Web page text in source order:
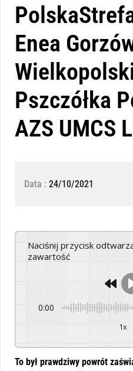
Enea
Pszczółka
AZS UMCS
Data : 24/10/2021
Naciśnij przycisk odtwarzania, aby odsłuchać tę
zawartość
0:00
1x
To był prawdziwy powrót